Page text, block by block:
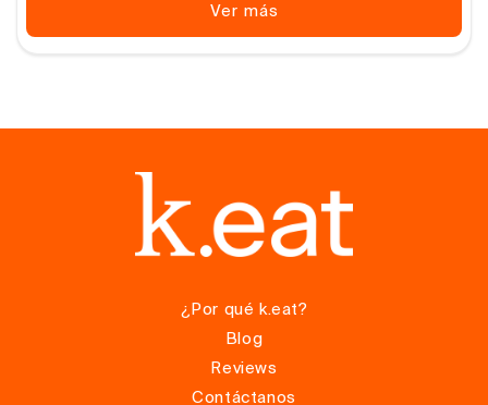
Ver más
¿Por qué k.eat?
Blog
Reviews
Contáctanos